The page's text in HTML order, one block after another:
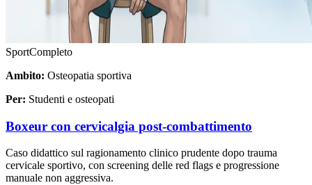
SportCompleto
Ambito: Osteopatia sportiva
Per: Studenti e osteopati
Boxeur con cervicalgia post-combattimento
Caso didattico sul ragionamento clinico prudente dopo trauma
cervicale sportivo, con screening delle red flags e progressione
manuale non aggressiva.